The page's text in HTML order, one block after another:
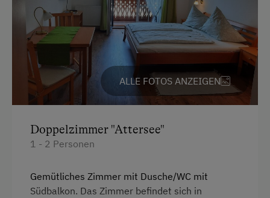
Küche
Küchenausstattung
Kühlschrank
Altbau
Ausziehcouch
ALLE FOTOS ANZEIGEN
Doppelzimmer "Attersee"
1 - 2 Personen
Gemütliches Zimmer mit Dusche/WC mit
Südbalkon. Das Zimmer befindet sich in